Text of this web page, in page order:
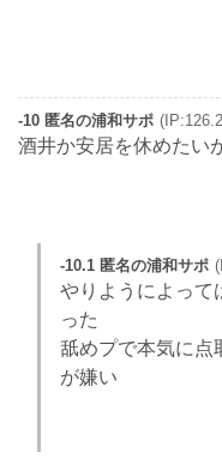
-10 匿名の浦和サポ
酒井か安居を休めたい
-10.1 匿名の浦和サポ
やりようによって
った
舐めプで本気に点
が嫌い